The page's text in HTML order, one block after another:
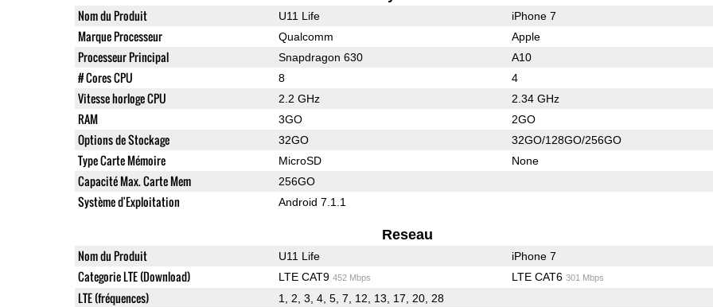
Nom du Produit U11 Life iPhone 7
Marque Processeur Qualcomm Apple
Processeur Principal Snapdragon 630 A10
# Cores CPU 8 4
Vitesse horloge CPU 2.2 GHz 2.34 GHz
RAM 3GO 2GO
Options de Stockage 32GO 32GO/128GO/256GO
Type Carte Mémoire MicroSD None
Capacité Max. Carte Mem 256GO
Système d'Exploitation Android 7.1.1
Reseau
Nom du Produit U11 Life iPhone 7
Categorie LTE (Download) LTE CAT9 452 Mbps LTE CAT6 301 Mbps
LTE (fréquences) 1, 2, 3, 4, 5, 7, 12, 13, 17, 20, 28